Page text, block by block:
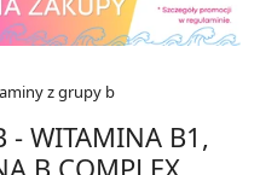
z grupy b
- WITAMINA B1,
B COMPLEX